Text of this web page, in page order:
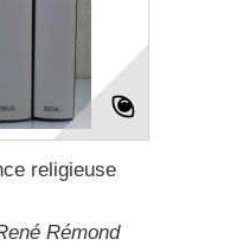
religieuse
Rémond